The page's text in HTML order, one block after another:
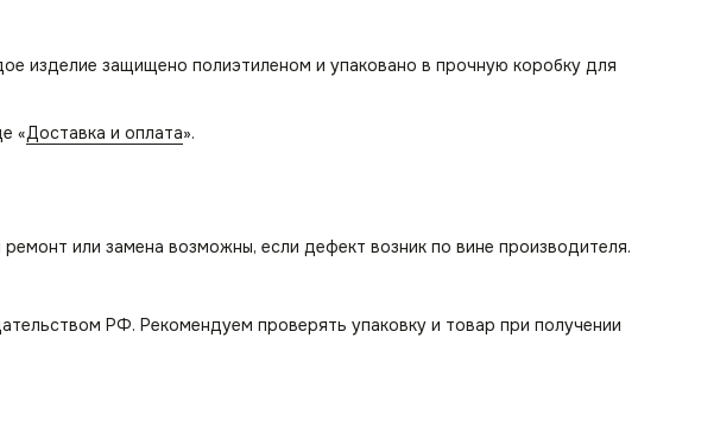
изделие защищено полиэтиленом и упаковано в прочную коробку для
«Доставка и оплата».
или замена возможны, если дефект возник по вине производителя.
РФ. Рекомендуем проверять упаковку и товар при получении